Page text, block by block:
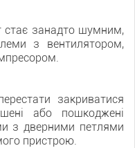
стає занадто шумним,
з вентилятором,
закриватися
або пошкоджені
з дверними петлями
пристрою.